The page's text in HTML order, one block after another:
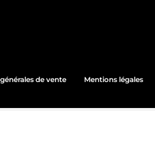
de vente Mentions légales